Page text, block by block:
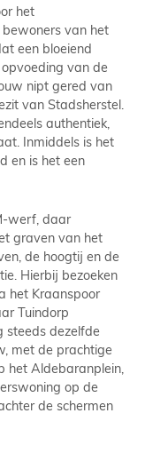
het
van het
een bloeiend
van de
nipt gered van
van Stadsherstel.
authentiek,
Inmiddels is het
en is het een
werf, daar
graven van het
de hoogtij en de
Hierbij bezoeken
het Kraanspoor
Tuindorp
steeds dezelfde
met de prachtige
het Aldebaranplein,
op de
de schermen